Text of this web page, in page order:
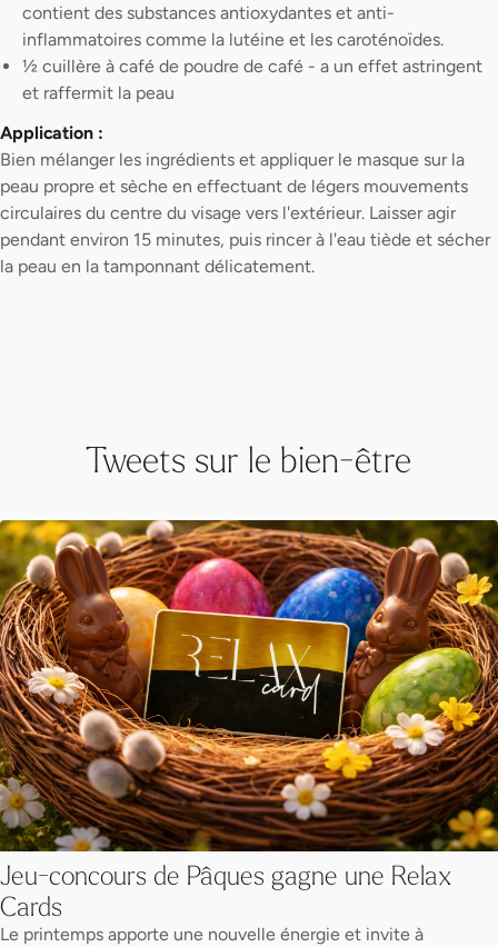
contient des substances antioxydantes et anti-
inflammatoires comme la lutéine et les caroténoïdes.
½ cuillère à café de poudre de café - a un effet astringent
et raffermit la peau
Application :
Bien mélanger les ingrédients et appliquer le masque sur la
peau propre et sèche en effectuant de légers mouvements
circulaires du centre du visage vers l'extérieur. Laisser agir
pendant environ 15 minutes, puis rincer à l'eau tiède et sécher
la peau en la tamponnant délicatement.
Tweets sur le bien-être
Jeu-concours de Pâques gagne une Relax
Cards
Le printemps apporte une nouvelle énergie et invite à